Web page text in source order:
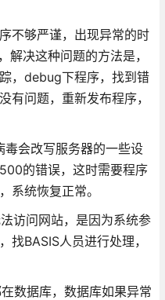
不够严谨，出现异常的时
决这种问题的方法是，
，debug下程序，找到错
有问题，重新发布程序，
会改写服务器的一些设
的错误，这时需要程序
系统恢复正常。
访问网站，是因为系统参
找BASIS人员进行处理，
数据库，数据库如果异常